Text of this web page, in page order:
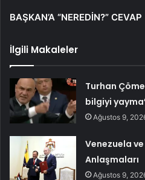
BAŞKAN’A “NEREDİN?” CEVAP
İlgili Makaleler
Turhan
bilgiyi
Ağustos 9,
Venezuela
Anlaşmaları
Ağustos 9,